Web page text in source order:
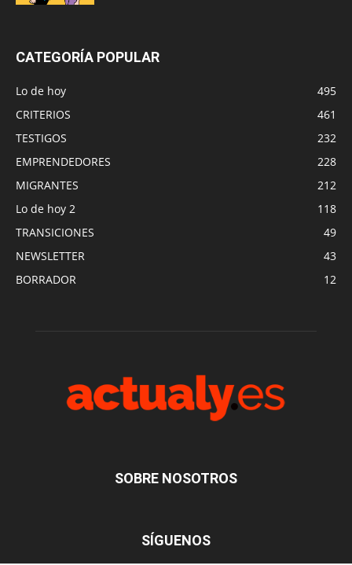
CATEGORÍA POPULAR
Lo de hoy
495
CRITERIOS
461
TESTIGOS
232
EMPRENDEDORES
228
MIGRANTES
212
Lo de hoy 2
118
TRANSICIONES
49
NEWSLETTER
43
BORRADOR
12
SOBRE NOSOTROS
SÍGUENOS